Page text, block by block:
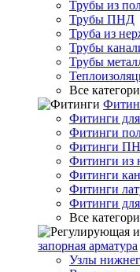
Трубы из
Трубы ПНД
Труба из
Трубы
Трубы
Все
Фитинги для
Фитинги
Фитинги
Фитинги из
Фитинги
Фитинги
Фитинги
Все
запорная арматура
Узлы